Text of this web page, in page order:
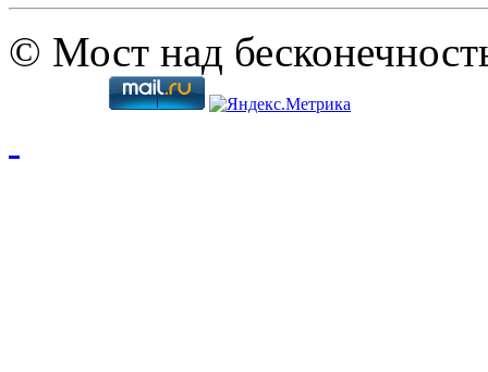
© Мост над